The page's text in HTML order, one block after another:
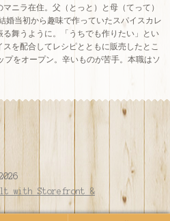
ニラ在住。父（とっと）と母（てって）
婚当初から趣味で作っていたスパイスカレ
舞うように。「うちでも作りたい」とい
を配合してレシピとともに販売したとこ
プをオープン。辛いものが苦手。本職はソ
with Storefront &